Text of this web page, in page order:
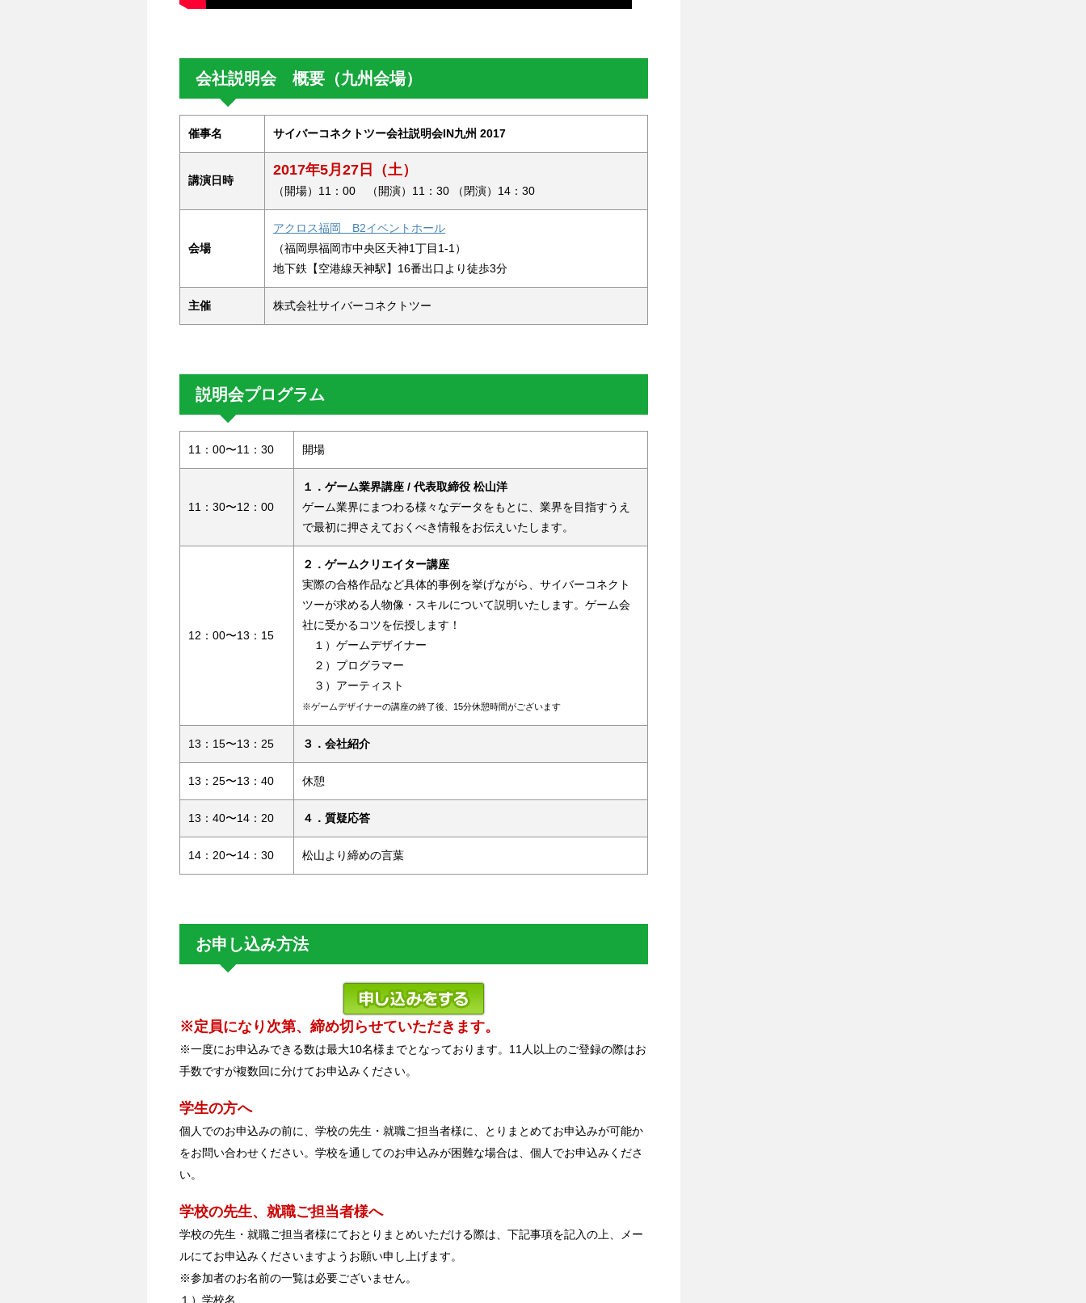
会社説明会 概要（九州会場）
催事名 サイバーコネクトツー会社説明会IN九州 2017
講演日時
2017年5月27日（土）
（開場）11：00 （開演）11：30 （閉演）14：30
会場
アクロス福岡 B2イベントホール
（福岡県福岡市中央区天神1丁目1-1）
地下鉄【空港線天神駅】16番出口より徒歩3分
主催 株式会社サイバーコネクトツー
説明会プログラム
11：00〜11：30 開場
11：30〜12：00
１．ゲーム業界講座 / 代表取締役 松山洋
ゲーム業界にまつわる様々なデータをもとに、業界を目指すうえ
で最初に押さえておくべき情報をお伝えいたします。
12：00〜13：15
２．ゲームクリエイター講座
実際の合格作品など具体的事例を挙げながら、サイバーコネクト
ツーが求める人物像・スキルについて説明いたします。ゲーム会
社に受かるコツを伝授します！
１）ゲームデザイナー
２）プログラマー
３）アーティスト
※ゲームデザイナーの講座の終了後、15分休憩時間がございます
13：15〜13：25 ３．会社紹介
13：25〜13：40 休憩
13：40〜14：20 ４．質疑応答
14：20〜14：30 松山より締めの言葉
お申し込み方法
※定員になり次第、締め切らせていただきます。
※一度にお申込みできる数は最大10名様までとなっております。11人以上のご登録の際はお
手数ですが複数回に分けてお申込みください。
学生の方へ
個人でのお申込みの前に、学校の先生・就職ご担当者様に、とりまとめてお申込みが可能か
をお問い合わせください。学校を通してのお申込みが困難な場合は、個人でお申込みくださ
い。
学校の先生、就職ご担当者様へ
学校の先生・就職ご担当者様にておとりまとめいただける際は、下記事項を記入の上、メー
ルにてお申込みくださいますようお願い申し上げます。
※参加者のお名前の一覧は必要ございません。
１）学校名